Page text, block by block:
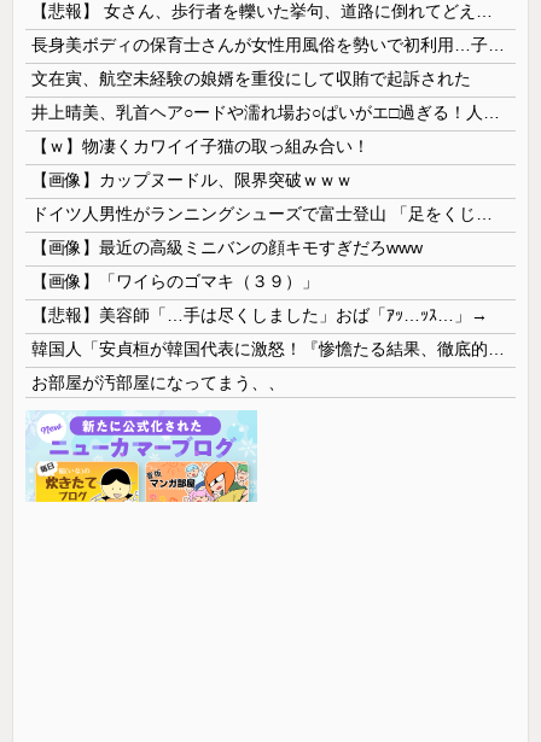
文在寅、航空未経験の娘婿を重役にして収賄で起訴された
【ｗ】物凄くカワイイ子猫の取っ組み合い！
【画像】カップヌードル、限界突破ｗｗｗ
【画像】最近の高級ミニバンの顔キモすぎだろwww
【画像】「ワイらのゴマキ（３９）」
【悲報】美容師「…手は尽くしました」おば「ｱｯ…ｯｽ…」→
お部屋が汚部屋になってまう、、